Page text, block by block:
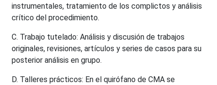
instrumentales, tratamiento de los complictos y análisis
crítico del procedimiento.
C. Trabajo tutelado: Análisis y discusión de trabajos
originales, revisiones, artículos y series de casos para su
posterior análisis en grupo.
D. Talleres prácticos: En el quirófano de CMA se